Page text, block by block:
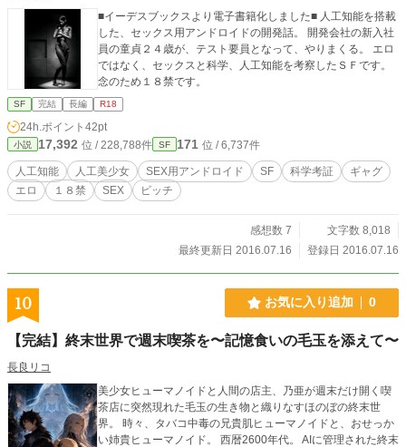
■イーデスブックスより電子書籍化しました■ 人工知能を搭載
した、セックス用アンドロイドの開発話。 開発会社の新入社
員の童貞２４歳が、テスト要員となって、やりまくる。 エロ
ではなく、セックスと科学、人工知能を考察したＳＦです。
念のため１８禁です。
SF 完結 長編 R18
24h.ポイント 42pt
小説 17,392 位 / 228,788件 SF 171 位 / 6,737件
人工知能 人工美少女 SEX用アンドロイド SF 科学考証
ギャグ
エロ
１８禁 SEX ビッチ
感想数 7
文字数 8,018
最終更新日 2016.07.16
登録日 2016.07.16
10 お気に入り追加 0
【完結】終末世界で週末喫茶を〜記憶食いの毛玉を添えて〜
長良リコ
美少女ヒューマノイドと人間の店主、乃亜が週末だけ開く喫
茶店に突然現れた毛玉の生き物と織りなすほのぼの終末世
界。 時々、タバコ中毒の兄貴肌ヒューマノイドと、おせっか
い姉貴ヒューマノイド。 西暦2600年代。 AIに管理された終末